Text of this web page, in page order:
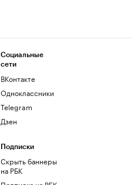
Социальные
сети
ВКонтакте
Одноклассники
Telegram
Дзен
Подписки
Скрыть баннеры
на РБК